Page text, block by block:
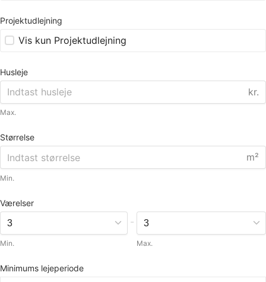
Projektudlejning
Vis kun Projektudlejning
Husleje
kr.
Max.
Størrelse
m²
Min.
Værelser
Min.
-
Max.
Minimums lejeperiode